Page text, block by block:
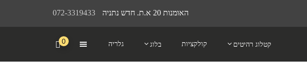
072-3319433 האומנות 20 א.ת. חדש נתניה
קטלוג רהיטים קולקציות בלוג גלריה 0